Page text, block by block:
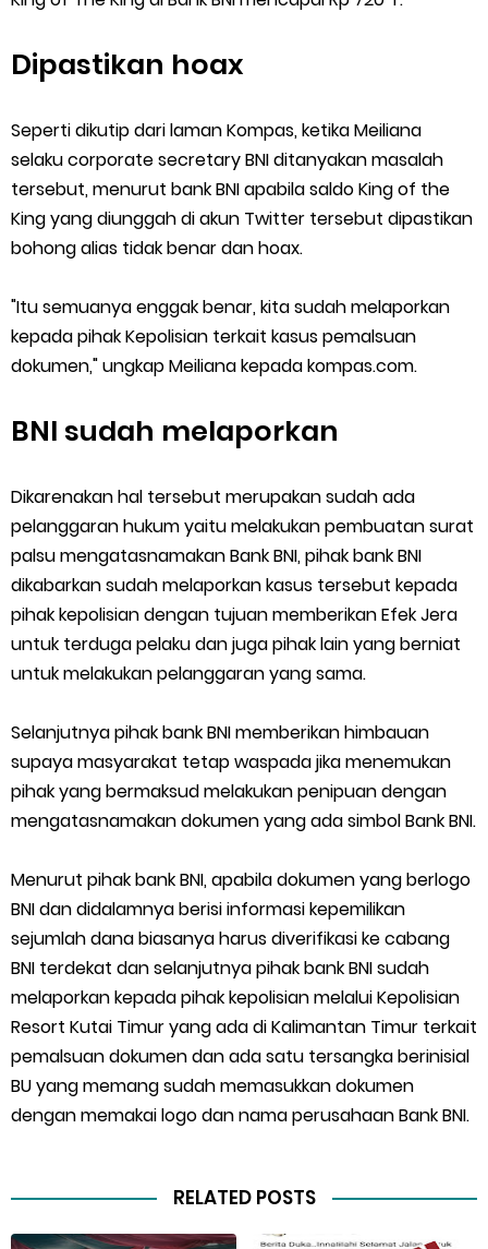
Dipastikan hoax
Seperti dikutip dari laman Kompas, ketika Meiliana
selaku corporate secretary BNI ditanyakan masalah
tersebut, menurut bank BNI apabila saldo King of the
King yang diunggah di akun Twitter tersebut dipastikan
bohong alias tidak benar dan hoax.
"Itu semuanya enggak benar, kita sudah melaporkan
kepada pihak Kepolisian terkait kasus pemalsuan
dokumen," ungkap Meiliana kepada kompas.com.
BNI sudah melaporkan
Dikarenakan hal tersebut merupakan sudah ada
pelanggaran hukum yaitu melakukan pembuatan surat
palsu mengatasnamakan Bank BNI, pihak bank BNI
dikabarkan sudah melaporkan kasus tersebut kepada
pihak kepolisian dengan tujuan memberikan Efek Jera
untuk terduga pelaku dan juga pihak lain yang berniat
untuk melakukan pelanggaran yang sama.
Selanjutnya pihak bank BNI memberikan himbauan
supaya masyarakat tetap waspada jika menemukan
pihak yang bermaksud melakukan penipuan dengan
mengatasnamakan dokumen yang ada simbol Bank BNI.
Menurut pihak bank BNI, apabila dokumen yang berlogo
BNI dan didalamnya berisi informasi kepemilikan
sejumlah dana biasanya harus diverifikasi ke cabang
BNI terdekat dan selanjutnya pihak bank BNI sudah
melaporkan kepada pihak kepolisian melalui Kepolisian
Resort Kutai Timur yang ada di Kalimantan Timur terkait
pemalsuan dokumen dan ada satu tersangka berinisial
BU yang memang sudah memasukkan dokumen
dengan memakai logo dan nama perusahaan Bank BNI.
RELATED POSTS